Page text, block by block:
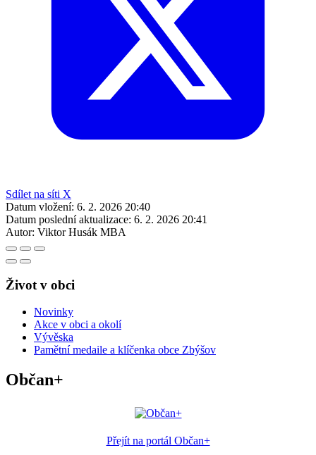
Sdílet na síti X
Datum vložení: 6. 2. 2026 20:40
Datum poslední aktualizace: 6. 2. 2026 20:41
Autor: Viktor Husák MBA
Život v obci
Novinky
Akce v obci a okolí
Vývěska
Pamětní medaile a klíčenka obce Zbýšov
Občan+
Přejít na portál Občan+